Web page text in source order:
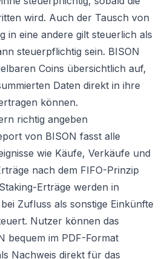
wird. Auch der Tausch von
in eine andere gilt steuerlich als
steuerpflichtig sein. BISON
Coins übersichtlich auf,
Daten direkt in ihre
können.
richtig angeben
von BISON fasst alle
wie Käufe, Verkäufe und
nach dem FIFO-Prinzip
Erträge werden in
Zufluss als sonstige Einkünfte
Nutzer können das
bequem im PDF-Format
Nachweis direkt für das